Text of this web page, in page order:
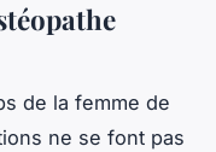
de la femme de
ne se font pas